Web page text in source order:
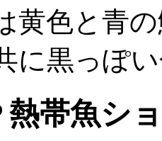
黄色と青
に黒っぽ
熱帯魚シ